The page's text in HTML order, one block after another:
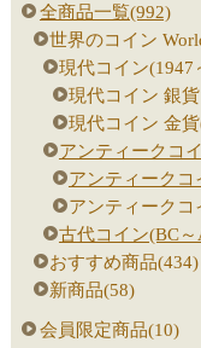
全商品一覧(992)
世界のコイン
現代コイン(1947
現代コイン 銀
現代コイン 金
アンティークコ
アンティークコ
アンティークコ
古代コイン(BC
おすすめ商品(434)
新商品(58)
会員限定商品(10)